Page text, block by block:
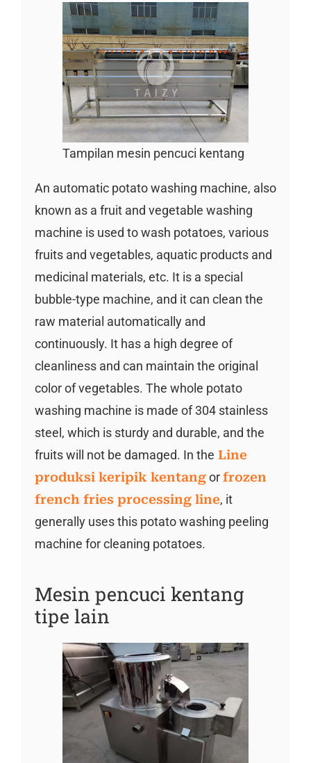
Tampilan mesin pencuci kentang
An automatic potato washing machine, also
known as a fruit and vegetable washing
machine is used to wash potatoes, various
fruits and vegetables, aquatic products and
medicinal materials, etc. It is a special
bubble-type machine, and it can clean the
raw material automatically and
continuously. It has a high degree of
cleanliness and can maintain the original
color of vegetables. The whole potato
washing machine is made of 304 stainless
steel, which is sturdy and durable, and the
fruits will not be damaged. In the Line
produksi keripik kentangorfrozen
french fries processing line, it
generally uses this potato washing peeling
machine for cleaning potatoes.
Mesin pencuci kentang
tipe lain